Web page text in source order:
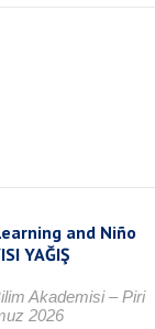
and Niño
YAĞIŞ
Akademisi – Piri
2026